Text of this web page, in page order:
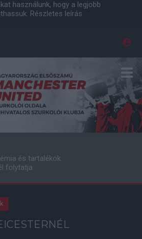
használunk, hogy a legjobb
Részletes leírás
és tartalékok
folytatja